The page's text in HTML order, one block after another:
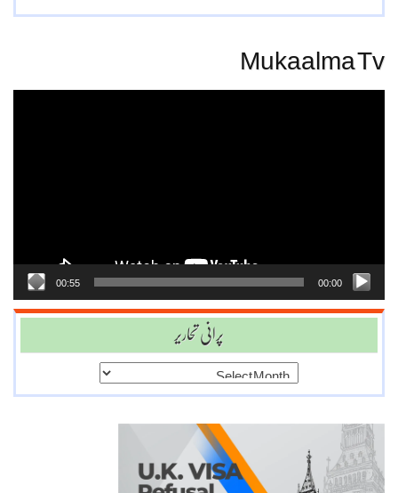
Mukaalma Tv
00:00
00:55
پرانی تحاریر